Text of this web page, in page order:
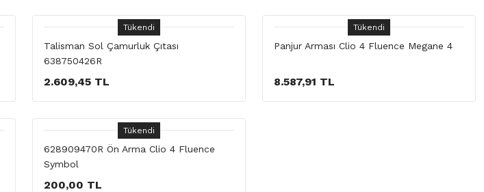
Tükendi
Talisman Sol Çamurluk Çıtası
638750426R
2.609,45 TL
Tükendi
Panjur Arması Clio 4 Fluence Megane 4
8.587,91 TL
Tükendi
628909470R Ön Arma Clio 4 Fluence
Symbol
200,00 TL